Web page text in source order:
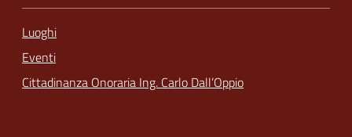
Luoghi
Eventi
Cittadinanza Onoraria Ing. Carlo Dall’Oppio